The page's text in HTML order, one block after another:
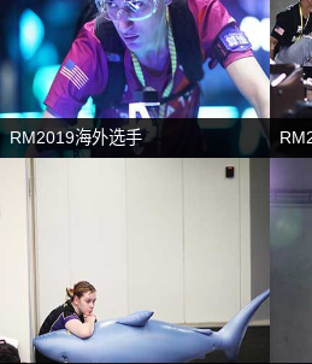
RM2019海外选手